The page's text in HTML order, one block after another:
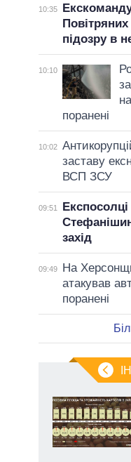
10:35
підозру в
10:10
поранені
10:02
заставу
ВСП ЗСУ
09:51
захід
09:49
На
атакував
поранені